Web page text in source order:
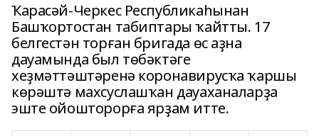
Ҡарасәй-Черкес Республикаһынан
Башҡортостан табиптары ҡайтты. 17
белгестән торған бригада өс аҙна
дауамында был төбәктәге
хеҙмәттәштәренә коронавирусҡа ҡаршы
көрәштә махсуслашҡан дауаханаларҙа
эште ойошторорға ярҙам итте.